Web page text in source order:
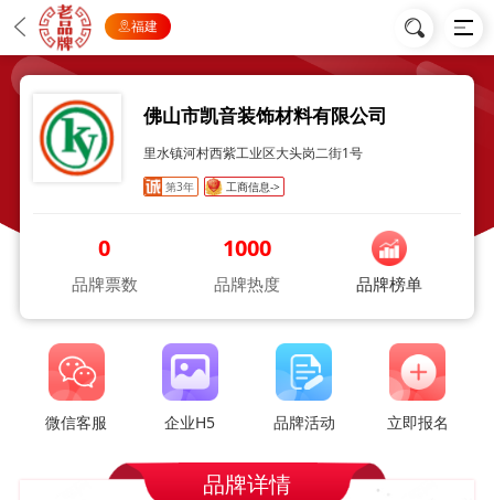
福建
佛山市凯音装饰材料有限公司
里水镇河村西紫工业区大头岗二街1号
第3年 工商信息->
0
品牌票数
1000
品牌热度 品牌榜单
微信客服 企业H5 品牌活动 立即报名
品牌详情